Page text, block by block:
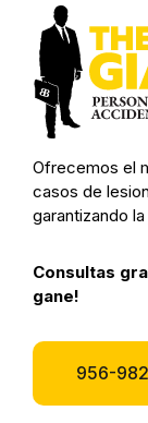
Ofrecemos el
casos de
garantizando
Consultas
gane!
956-